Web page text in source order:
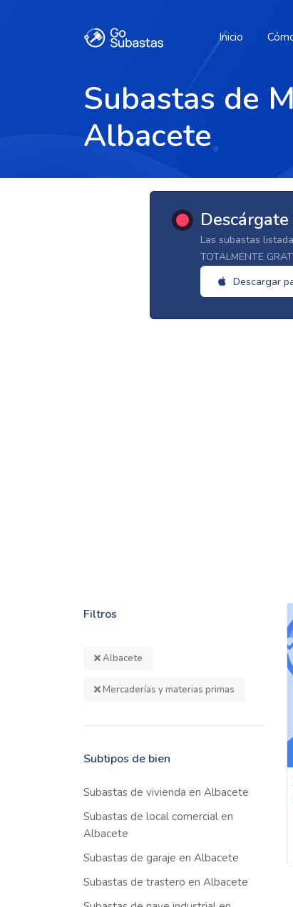
Inicio
Subastas de
Albacete
Las subastas
TOTALMENTE
Descargar
Filtros
Albacete
Mercaderías y materias primas
Subtipos de bien
Subastas de vivienda en Albacete
Subastas de local comercial en
Albacete
Subastas de garaje en Albacete
Subastas de trastero en Albacete